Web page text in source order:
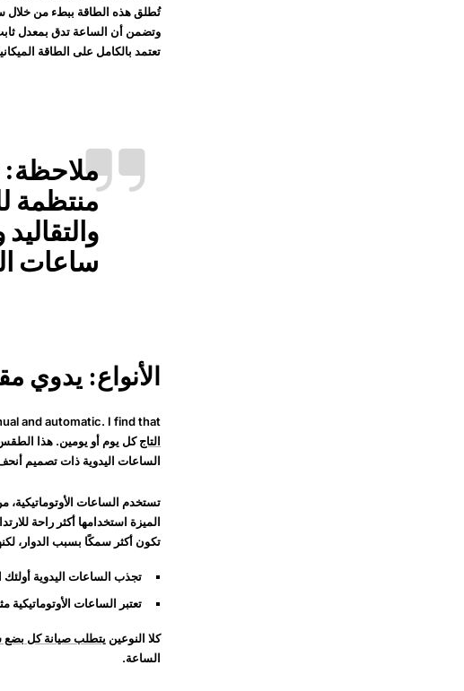
تُطلق هذه الطاقة ببطء من خلال
وتضمن أن الساعة تدق بمعدل
تعتمد بالكامل على الطاقة
ملاحظة:
منتظمة
ساعات
الأنواع: يدوي
and automatic. I find that
التاجكل يوم أو يومين. هذا
الساعات اليدوية ذات تصميم أنحف
تستخدم الساعات
الميزة استخدامها أكثر راحة
تكون أكثر سمكًا بسبب الدوار،
تجذب الساعات اليدوية أولئك
تعتبر الساعات الأوتوماتيكية
كلا النوعين يتطلب صيانة كل
الساعة.